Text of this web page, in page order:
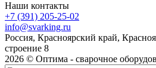
Наши контакты
+7 (391) 205-25-02
info@svarking.ru
Россия, Красноярский край,
строение 8
2026 © Оптима - сварочное